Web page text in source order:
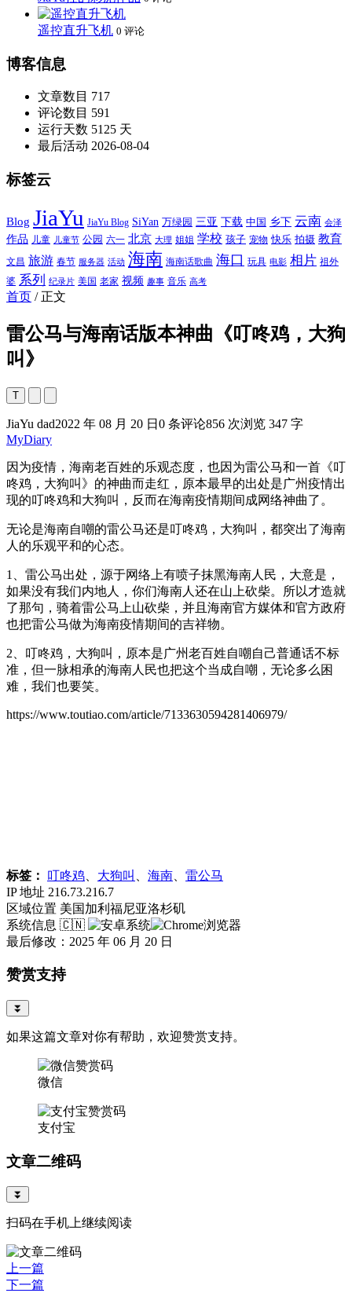
遥控直升飞机 0 评论
博客信息
文章数目 717
评论数目 591
运行天数 5125 天
最后活动 2026-08-04
标签云
Blog JiaYu JiaYu Blog SiYan 万绿园 三亚 下载 中国 乡下 云南 会泽
作品 儿童 儿童节 公园 六一 北京 大理 姐姐 学校 孩子 宠物 快乐 拍摄 教育
文昌 旅游 春节 服务器 活动 海南 海南话歌曲 海口 玩具 电影 相片 祖外
婆 系列 纪录片 美国 老家 视频 趣事 音乐 高考
首页 / 正文
雷公马与海南话版本神曲《叮咚鸡，大狗
叫》
T
JiaYu dad2022 年 08 月 20 日 0 条评论856 次浏览 347 字
MyDiary
因为疫情，海南老百姓的乐观态度，也因为雷公马和一首《叮
咚鸡，大狗叫》的神曲而走红，原本最早的出处是广州疫情出
现的叮咚鸡和大狗叫，反而在海南疫情期间成网络神曲了。
无论是海南自嘲的雷公马还是叮咚鸡，大狗叫，都突出了海南
人的乐观平和的心态。
1、雷公马出处，源于网络上有喷子抹黑海南人民，大意是，
如果没有我们内地人，你们海南人还在山上砍柴。所以才造就
了那句，骑着雷公马上山砍柴，并且海南官方媒体和官方政府
也把雷公马做为海南疫情期间的吉祥物。
2、叮咚鸡，大狗叫，原本是广州老百姓自嘲自己普通话不标
准，但一脉相承的海南人民也把这个当成自嘲，无论多么困
难，我们也要笑。
https://www.toutiao.com/article/7133630594281406979/
标签： 叮咚鸡 大狗叫 海南
雷公马
IP 地址 216.73.216.7
区域位置 美国加利福尼亚洛杉矶
系统信息 🇨🇳
最后修改：2025 年 06 月 20 日
赞赏支持
⏬
如果这篇文章对你有帮助，欢迎赞赏支持。
微信
支付宝
文章二维码
⏬
扫码在手机上继续阅读
上一篇
下一篇